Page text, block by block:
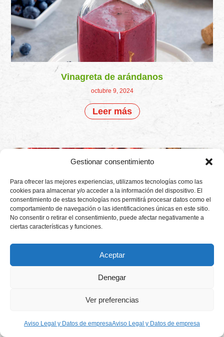
Gestionar consentimiento
Para ofrecer las mejores experiencias, utilizamos tecnologías como las
cookies para almacenar y/o acceder a la información del dispositivo. El
consentimiento de estas tecnologías nos permitirá procesar datos como el
comportamiento de navegación o las identificaciones únicas en este sitio.
No consentir o retirar el consentimiento, puede afectar negativamente a
ciertas características y funciones.
Aceptar
Denegar
Ver preferencias
Aviso Legal y Datos de empresaAviso Legal y Datos de empresa
Vinagreta de arándanos
octubre 9, 2024
Leer más
octubre 7, 2024
Leer más